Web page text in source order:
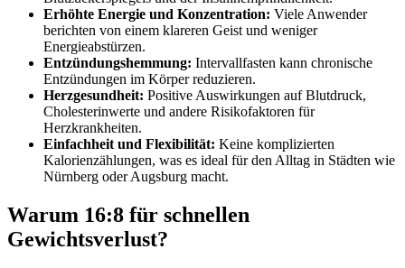
Erhöhte Energie und Konzentration: Viele Anwender
berichten von einem klareren Geist und weniger
Energieabstürzen.
Entzündungshemmung: Intervallfasten kann chronische
Entzündungen im Körper reduzieren.
Herzgesundheit: Positive Auswirkungen auf Blutdruck,
Cholesterinwerte und andere Risikofaktoren für
Herzkrankheiten.
Einfachheit und Flexibilität: Keine komplizierten
Kalorienzählungen, was es ideal für den Alltag in Städten wie
Nürnberg oder Augsburg macht.
Warum 16:8 für schnellen
Gewichtsverlust?